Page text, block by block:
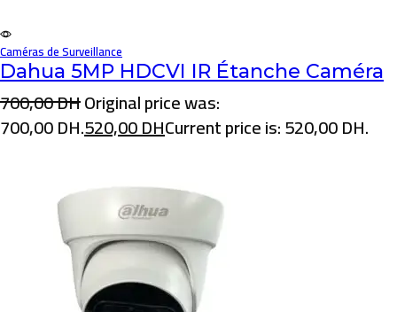
Caméras de Surveillance
Dahua 5MP HDCVI IR Étanche Caméra
700,00DHOriginal price was:
700,00 DH.520,00DHCurrent price is: 520,00 DH.